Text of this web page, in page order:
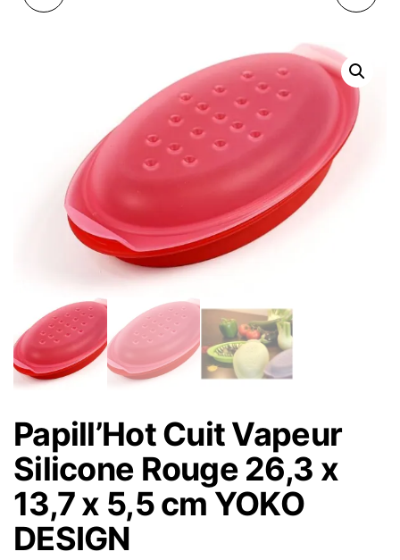
BAGATELLE, 24CL 26,3 X 13,7 X 5,5 CM
YOKO DESIGN
Papill’Hot Cuit Vapeur
Silicone Rouge 26,3 x
13,7 x 5,5 cm YOKO
DESIGN